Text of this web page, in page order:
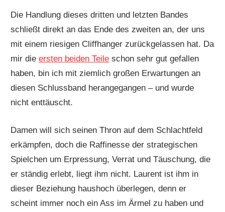
Die Handlung dieses dritten und letzten Bandes
schließt direkt an das Ende des zweiten an, der uns
mit einem riesigen Cliffhanger zurückgelassen hat. Da
mir dieersten beiden Teile schon sehr gut gefallen
haben, bin ich mit ziemlich großen Erwartungen an
diesen Schlussband herangegangen – und wurde
nicht enttäuscht.
Damen will sich seinen Thron auf dem Schlachtfeld
erkämpfen, doch die Raffinesse der strategischen
Spielchen um Erpressung, Verrat und Täuschung, die
er ständig erlebt, liegt ihm nicht. Laurent ist ihm in
dieser Beziehung haushoch überlegen, denn er
scheint immer noch ein Ass im Ärmel zu haben und